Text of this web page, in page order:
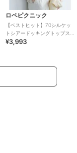
ロペピクニック
【ベストヒット】70シルケッ
トシアードッキングトップス/
着丈が選べる・UVカット・接
¥3,993